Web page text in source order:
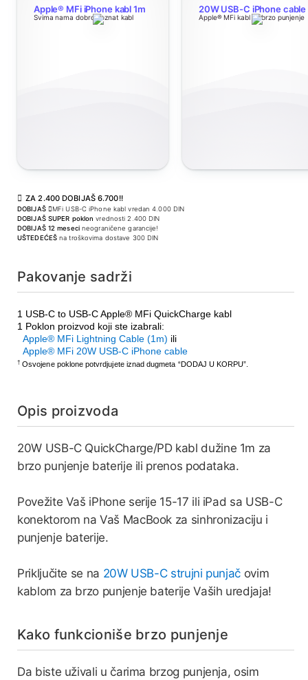
Apple® MFi iPhone kabl 1m
Svima nama dobro poznat kabl
20W USB-C iPhone cable
Apple® MFi kabl za brzo punjenje
ZA 2.400 DOBIJAŠ 6.700!!
DOBIJAŠMFi USB-C iPhone kabl vredan 4.000 DIN
DOBIJAŠ SUPER poklon vrednosti 2.400 DIN
DOBIJAŠ 12 mesecineograničene garancije!
UŠTEDEĆEŠ na troškovima dostave 300 DIN
Pakovanje sadrži
1 USB-C to USB-C Apple® MFi QuickCharge kabl
1 Poklon proizvod koji ste izabrali:
Apple® MFi Lightning Cable (1m) ili
Apple® MFi 20W USB-C iPhone cable
† Osvojene poklone potvrdjujete iznad dugmeta “DODAJ U KORPU”.
Opis proizvoda
20W USB-C QuickCharge/PD kabl dužine 1m za
brzo punjenje baterije ili prenos podataka.
Povežite Vaš iPhone serije 15-17 ili iPad sa USB-C
konektorom na Vaš MacBook za sinhronizaciju i
punjenje baterije.
Priključite se na 20W USB-C strujni punjač ovim
kablom za brzo punjenje baterije Vaših uredjaja!
Kako funkcioniše brzo punjenje
Da biste uživali u čarima brzog punjenja, osim